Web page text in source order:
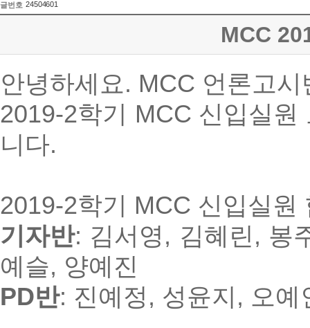
글번호 24504601
MCC
안녕하세요. MCC 언론고
2019-2학기 MCC 신입실원
니다.
2019-2학기 MCC 신입실원
기자반: 김서영 , 김혜린 , 봉
예슬, 양예진
PD반: 진예정 , 성윤지 , 오예